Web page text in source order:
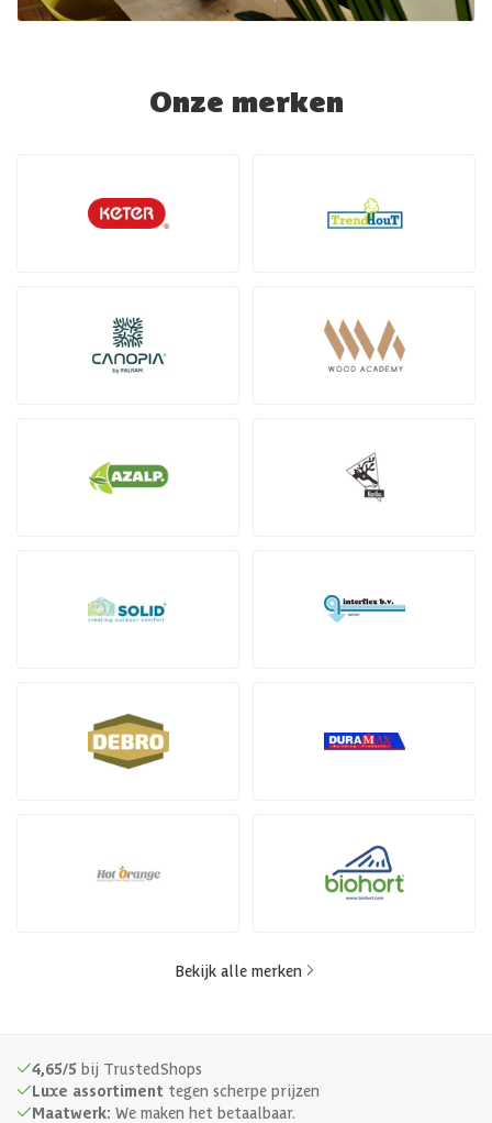
Onze merken
Bekijk alle merken
4,65/5 bij TrustedShops
Luxe assortiment tegen scherpe prijzen
Maatwerk: We maken het betaalbaar.